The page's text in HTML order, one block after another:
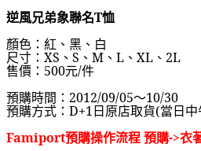
逆風兄弟象聯名T恤
顏色：紅、黑、白
尺寸：XS、S、M、L、XL、2L
售價：500元/件
預購時間：2012/09/05～10/30
預購方式：D+1日原店取貨(當日
Famiport預購操作流程 預購->衣